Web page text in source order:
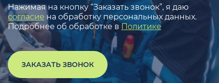
Нажимая на кнопку “Заказать звонок”, я даю
согласие на обработку персональных данных.
Подробнее об обработке в Политике
ЗАКАЗАТЬ ЗВОНОК